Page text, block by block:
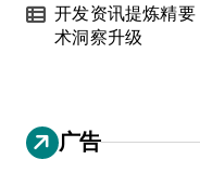
开发资讯提炼精
术洞察升级
广告